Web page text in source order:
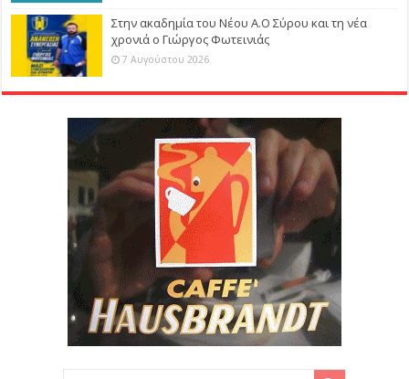
Στην ακαδημία του Νέου Α.Ο Σύρου και τη νέα
χρονιά ο Γιώργος Φωτεινιάς
7 Αυγούστου 2026